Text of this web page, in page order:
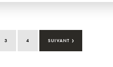
3 4 SUIVANT ›